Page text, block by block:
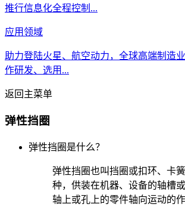
推行信息化全程控制...
应用领域
助力登陆火星、航空动力，全球高端制造
作研发、选用...
返回主菜单
弹性挡圈
弹性挡圈是什么？
弹性挡圈也叫挡圈或扣环、卡
种，供装在机器、设备的轴槽
轴上或孔上的零件轴向运动的作